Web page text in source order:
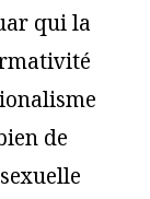
qui la
de